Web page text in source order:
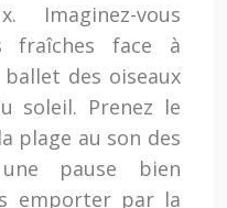
Imaginez-vous
fraîches face à
ballet des oiseaux
soleil. Prenez le
plage au son des
une pause bien
emporter par la